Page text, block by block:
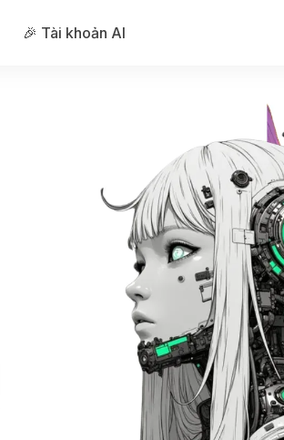
🎉 Tài khoản AI